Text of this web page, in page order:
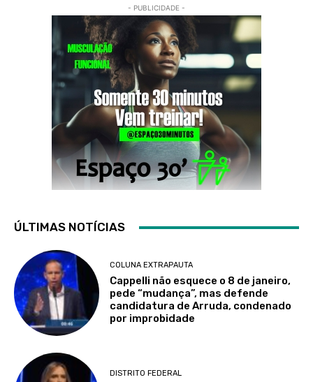
- PUBLICIDADE -
ÚLTIMAS NOTÍCIAS
COLUNA EXTRAPAUTA
Cappelli não esquece o 8 de janeiro,
pede “mudança”, mas defende
candidatura de Arruda, condenado
por improbidade
DISTRITO FEDERAL